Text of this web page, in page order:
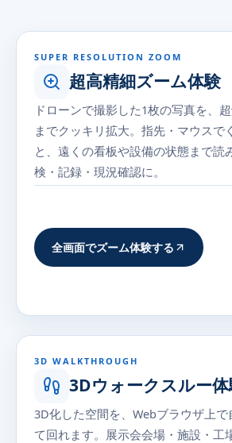
SUPER RESOLUTION ZOOM
超高精細ズーム体験
ドローンで撮影した1枚の写真を、
までクッキリ拡大。指先・マウスで
と、遠くの看板や設備の状態まで読
検・記録・現況確認に。
全画面でズーム体験する
3D WALKTHROUGH
3Dウォークスルー
3D化した空間を、Webブラウザ上
て回れます。展示会会場・施設・工